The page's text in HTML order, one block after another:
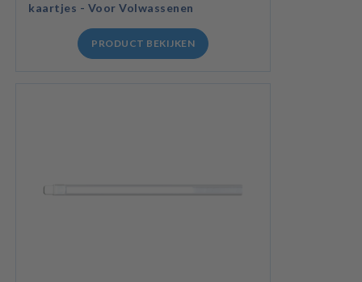
kaartjes - Voor Volwassenen
PRODUCT BEKIJKEN